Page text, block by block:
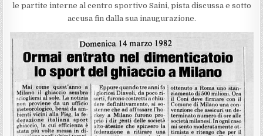
le partite interne al centro sportivo Saini, pista discussa e sotto
accusa fin dalla sua inaugurazione.